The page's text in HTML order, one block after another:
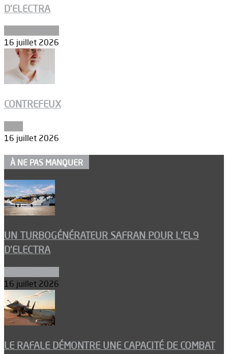
D’ELECTRA
16 juillet 2026
CONTREFEUX
16 juillet 2026
À NE PAS MANQUER
UN TURBOGÉNÉRATEUR SAFRAN POUR L’EL9
D’ELECTRA
16 juillet 2026
LE RAFALE DÉMONTRE UNE CAPACITÉ DE COMBAT